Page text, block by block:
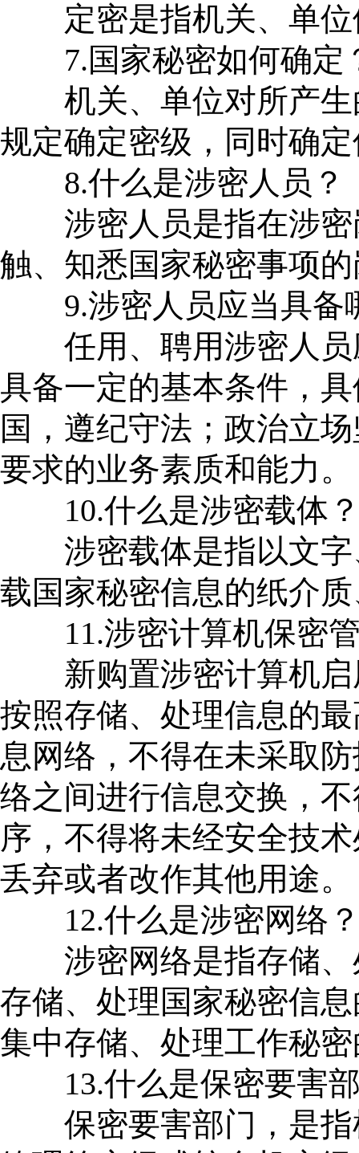
定密是指机关、单位
7.国家秘密如何确定
机关、单位对所产生
规定确定密级，同时确
8.什么是涉密人员？
涉密人员是指在涉密
触、知悉国家秘密事项
9.涉密人员应当具备
任用、聘用涉密人员
具备一定的基本条件，
国，遵纪守法；政治立
要求的业务素质和能力。
10.什么是涉密载体
涉密载体是指以文字
载国家秘密信息的纸介
11.涉密计算机保密管
新购置涉密计算机启
按照存储、处理信息的
息网络，不得在未采取
络之间进行信息交换，
序，不得将未经安全技
丢弃或者改作其他用途。
12.什么是涉密网络
涉密网络是指存储、
存储、处理国家秘密信
集中存储、处理工作秘
13.什么是保密要害部
保密要害部门，是指